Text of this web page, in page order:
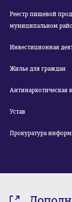
Реестр пищевой
муниципальном
Инвестиционная
Жилье для граждан
Антинаркотическая
Устав
Прокуратура